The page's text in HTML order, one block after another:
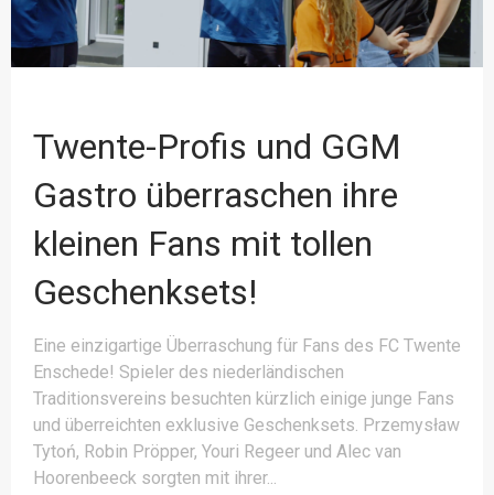
Twente-Profis und GGM
Gastro überraschen ihre
kleinen Fans mit tollen
Geschenksets!
Eine einzigartige Überraschung für Fans des FC Twente
Enschede! Spieler des niederländischen
Traditionsvereins besuchten kürzlich einige junge Fans
und überreichten exklusive Geschenksets. Przemysław
Tytoń, Robin Pröpper, Youri Regeer und Alec van
Hoorenbeeck sorgten mit ihrer